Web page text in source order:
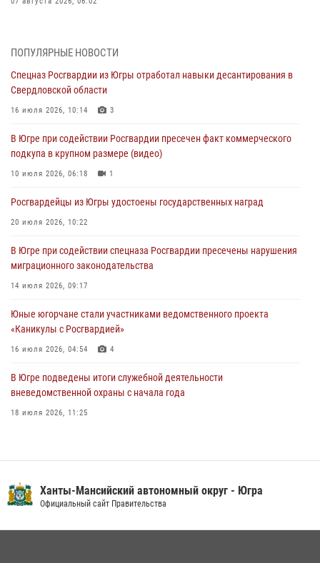
Военнослужащие Росгвардии сбили дрон-разведчик ВСУ на южном
направлении
Офицеры Росгвардии и ветераны войск правопорядка почтили
память генерала армии Ивана Кирилловича Яковлева
В Югре при силовой поддержке ОМОН Росгвардии задержаны
06 августа 2026, 09:07 2 1
Урайский отдел вневедомственной охраны Росгвардии отмечает
05 августа 2026, 12:01 3
ПОПУЛЯРНЫЕ НОВОСТИ
Спецназ Росгвардии из Югры отработал навыки десантирования в
Свердловской области
16 июля 2026, 10:14 3
В Югре при содействии Росгвардии пресечен факт коммерческого
подкупа в крупном размере (видео)
10 июля 2026, 06:18 1
Росгвардейцы из Югры удостоены государственных наград
20 июля 2026, 10:22
В Югре при содействии спецназа Росгвардии пресечены нарушения
миграционного законодательства
14 июля 2026, 09:17
Юные югорчане стали участниками ведомственного проекта
«Каникулы с Росгвардией»
16 июля 2026, 04:54 4
В Югре подведены итоги служебной деятельности
вневедомственной охраны с начала года
18 июля 2026, 11:25
На Урале Росгвардия провела дни открытых дверей и
Ханты-Мансийский автономный округ - Югра
Официальный сайт Правительства